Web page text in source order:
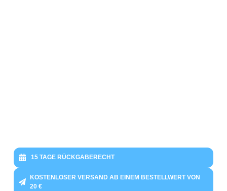
15 TAGE RÜCKGABERECHT
KOSTENLOSER VERSAND AB EINEM BESTELLWERT VON
20 €